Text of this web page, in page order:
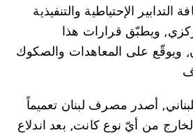
الإحتياطية والتنفيذية
ويطبّق قرارات هذا
ويوقّع على المعاهدات والصكوك
أصدر مصرف لبنان تعميماً
من أيّ نوع كانت⸲ بعد اندلاع